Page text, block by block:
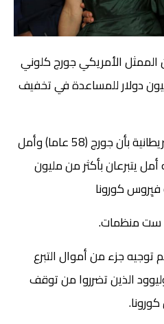
الممثل الأمريكي جورج كلوني
دولار للمساعدة في تخفيف
وأفادت صحيفة ديلي ميل البريطانية بأن جورج (58 عاما) وأمل
أمل يتبرعان بأكثر من مليون
كورونا
ست منظمات.
جزء من أموال التبرع
الذين تضرروا من توقف